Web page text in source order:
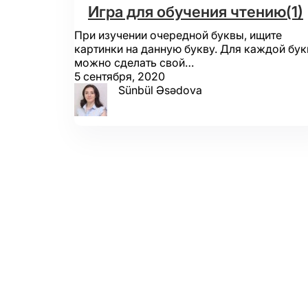
Игра для обучения чтению(1)
При изучении очередной буквы, ищите
картинки на данную букву. Для каждой
можно сделать свой…
5 сентября, 2020
Sünbül Əsədova